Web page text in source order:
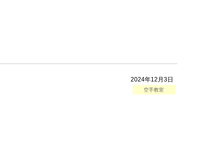
2024年12月3日
空手教室